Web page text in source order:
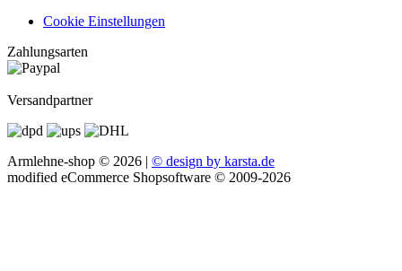
Cookie Einstellungen
Zahlungsarten
Versandpartner
Armlehne-shop © 2026 | © design by karsta.de
modified eCommerce Shopsoftware © 2009-2026